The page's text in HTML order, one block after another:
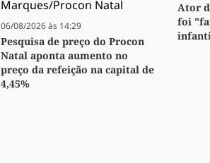
06/08/2026 às 14:29
Pesquisa de preço do Procon
Natal aponta aumento no
preço da refeição na capital de
4,45%
Ator
foi